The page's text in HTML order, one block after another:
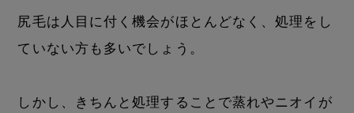
尻毛は人目に付く機会がほとんどなく、処理をし
ていない方も多いでしょう。
しかし、きちんと処理することで蒸れやニオイが